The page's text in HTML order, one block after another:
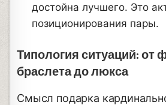
достойна лучшего. Это
позиционирования пары.
Типология ситуаций: от
браслета до люкса
Смысл подарка